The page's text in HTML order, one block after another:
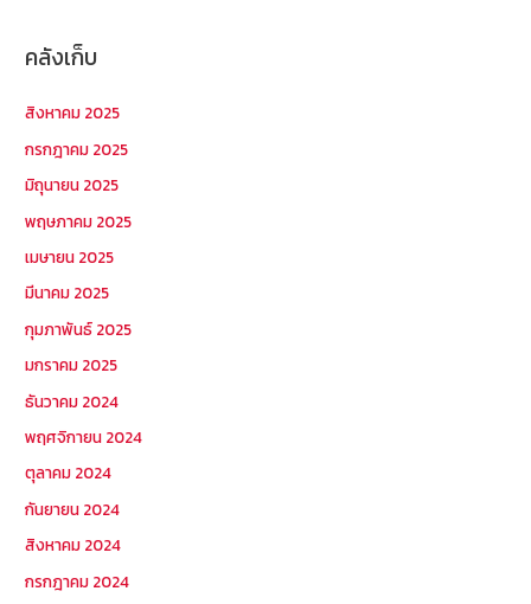
คลังเก็บ
สิงหาคม 2025
กรกฎาคม 2025
มิถุนายน 2025
พฤษภาคม 2025
เมษายน 2025
มีนาคม 2025
กุมภาพันธ์ 2025
มกราคม 2025
ธันวาคม 2024
พฤศจิกายน 2024
ตุลาคม 2024
กันยายน 2024
สิงหาคม 2024
กรกฎาคม 2024